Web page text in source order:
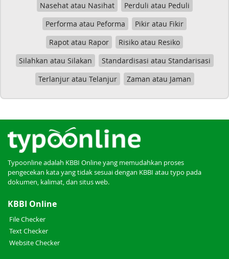
Nasehat atau Nasihat
Perduli atau Peduli
Performa atau Peforma
Pikir atau Fikir
Rapot atau Rapor
Risiko atau Resiko
Silahkan atau Silakan
Standardisasi atau Standarisasi
Terlanjur atau Telanjur
Zaman atau Jaman
Typoonline adalah KBBI Online yang memudahkan proses
pengecekan kata yang tidak sesuai dengan KBBI atau typo pada
dokumen, kalimat, dan situs web.
KBBI Online
File Checker
Text Checker
Website Checker